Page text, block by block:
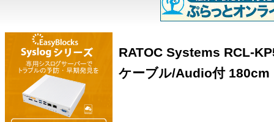
RATOC Systems RCL-
ケーブル/Audio付 180cm